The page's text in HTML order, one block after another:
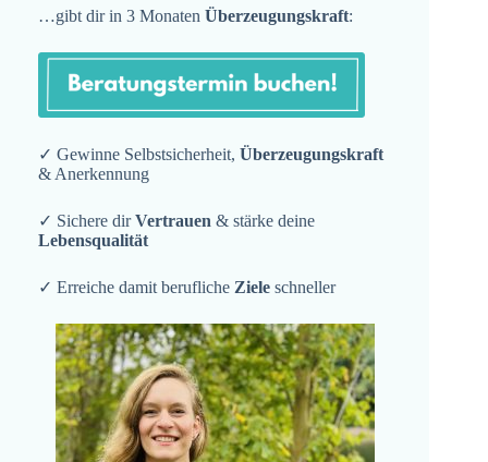
…gibt dir in 3 Monaten Überzeugungskraft:
✓ Gewinne Selbstsicherheit, Überzeugungskraft
& Anerkennung
✓ Sichere dirVertrauen & stärke deine
Lebensqualität
✓ Erreiche damit berufliche Ziele schneller